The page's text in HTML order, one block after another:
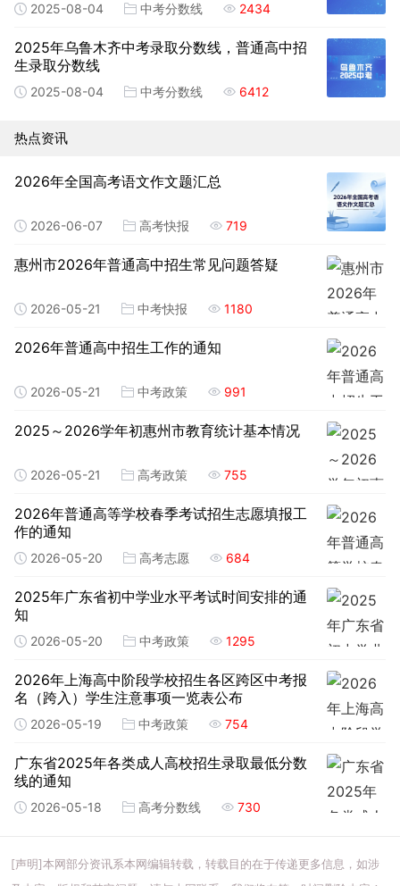
2025-08-04 中考分数线 2434
2025年乌鲁木齐中考录取分数线，普通高中招
生录取分数线
2025-08-04 中考分数线 6412
热点资讯
2026年全国高考语文作文题汇总
2026-06-07 高考快报 719
惠州市2026年普通高中招生常见问题答疑
2026-05-21 中考快报 1180
2026年普通高中招生工作的通知
2026-05-21 中考政策 991
2025～2026学年初惠州市教育统计基本情况
2026-05-21 高考政策 755
2026年普通高等学校春季考试招生志愿填报工
作的通知
2026-05-20 高考志愿 684
2025年广东省初中学业水平考试时间安排的通
知
2026-05-20 中考政策 1295
2026年上海高中阶段学校招生各区跨区中考报
名（跨入）学生注意事项一览表公布
2026-05-19 中考政策 754
广东省2025年各类成人高校招生录取最低分数
线的通知
2026-05-18 高考分数线 730
[声明]本网部分资讯系本网编辑转载，转载目的在于传递更多信息，如涉